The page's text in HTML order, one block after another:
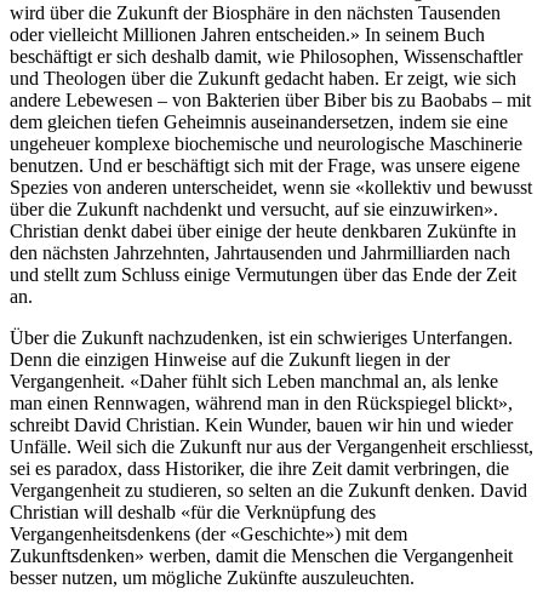
wird über die Zukunft der Biosphäre in den nächsten Tausenden
oder vielleicht Millionen Jahren entscheiden.» In seinem Buch
beschäftigt er sich deshalb damit, wie Philosophen, Wissenschaftler
und Theologen über die Zukunft gedacht haben. Er zeigt, wie sich
andere Lebewesen – von Bakterien über Biber bis zu Baobabs – mit
dem gleichen tiefen Geheimnis auseinandersetzen, indem sie eine
ungeheuer komplexe biochemische und neurologische Maschinerie
benutzen. Und er beschäftigt sich mit der Frage, was unsere eigene
Spezies von anderen unterscheidet, wenn sie «kollektiv und bewusst
über die Zukunft nachdenkt und versucht, auf sie einzuwirken».
Christian denkt dabei über einige der heute denkbaren Zukünfte in
den nächsten Jahrzehnten, Jahrtausenden und Jahrmilliarden nach
und stellt zum Schluss einige Vermutungen über das Ende der Zeit
an.
Über die Zukunft nachzudenken, ist ein schwieriges Unterfangen.
Denn die einzigen Hinweise auf die Zukunft liegen in der
Vergangenheit. «Daher fühlt sich Leben manchmal an, als lenke
man einen Rennwagen, während man in den Rückspiegel blickt»,
schreibt David Christian. Kein Wunder, bauen wir hin und wieder
Unfälle. Weil sich die Zukunft nur aus der Vergangenheit erschliesst,
sei es paradox, dass Historiker, die ihre Zeit damit verbringen, die
Vergangenheit zu studieren, so selten an die Zukunft denken. David
Christian will deshalb «für die Verknüpfung des
Vergangenheitsdenkens (der «Geschichte») mit dem
Zukunftsdenken» werben, damit die Menschen die Vergangenheit
besser nutzen, um mögliche Zukünfte auszuleuchten.